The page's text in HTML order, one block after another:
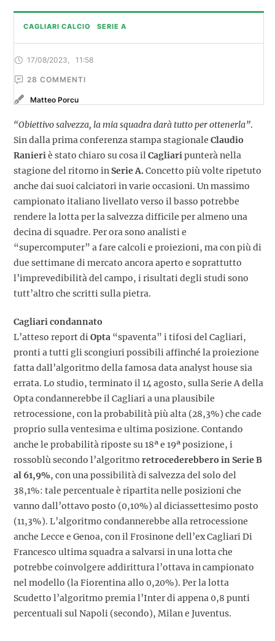
CAGLIARI CALCIO SERIE A
17/08/2023, 11:58
28 COMMENTI
Matteo Porcu
“Obiettivo salvezza, la mia squadra darà tutto per ottenerla”.
Sin dalla prima conferenza stampa stagionale Claudio
Ranieriè stato chiaro su cosa ilCagliaripunterà nella
stagione del ritorno inSerie A.Concetto più volte ripetuto
anche dai suoi calciatori in varie occasioni. Un massimo
campionato italiano livellato verso il basso potrebbe
rendere la lotta per la salvezza difficile per almeno una
decina di squadre. Per ora sono analisti e
“supercomputer” a fare calcoli e proiezioni, ma con più di
due settimane di mercato ancora aperto e soprattutto
l’imprevedibilità del campo, i risultati degli studi sono
tutt’altro che scritti sulla pietra.
Cagliari condannato
L’atteso report diOpta “spaventa” i tifosi del Cagliari,
pronti a tutti gli scongiuri possibili affinché la proiezione
fatta dall’algoritmo della famosa data analyst house sia
errata. Lo studio, terminato il 14 agosto, sulla Serie A della
Opta condannerebbe il Cagliari a una plausibile
retrocessione, con la probabilità più alta (28,3%) che cade
proprio sulla ventesima e ultima posizione. Contando
anche le probabilità riposte su 18ª e 19ª posizione, i
rossoblù secondo l’algoritmo retrocederebbero in Serie B
al 61,9%, con una possibilità di salvezza del solo del
38,1%: tale percentuale è ripartita nelle posizioni che
vanno dall’ottavo posto (0,10%) al diciassettesimo posto
(11,3%). L’algoritmo condannerebbe alla retrocessione
anche Lecce e Genoa, con il Frosinone dell’ex Cagliari Di
Francesco ultima squadra a salvarsi in una lotta che
potrebbe coinvolgere addirittura l’ottava in campionato
nel modello (la Fiorentina allo 0,20%). Per la lotta
Scudetto l’algoritmo premia l’Inter di appena 0,8 punti
percentuali sul Napoli (secondo), Milan e Juventus.